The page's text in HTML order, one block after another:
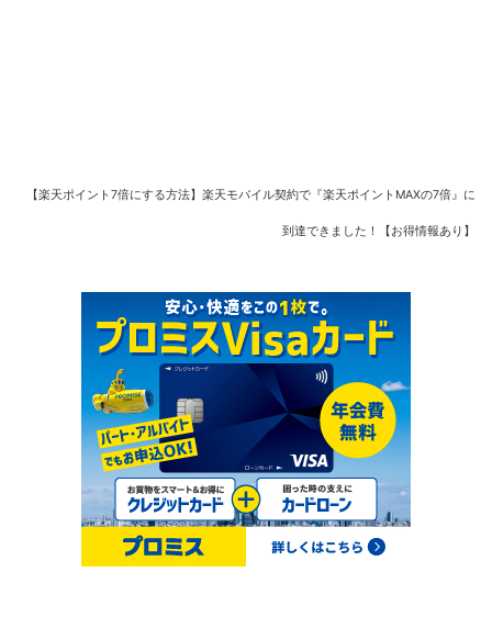
【楽天ポイント7倍にする方法】楽天モバイル契約で『楽天ポイントMAXの7倍』に
到達できました！【お得情報あり】